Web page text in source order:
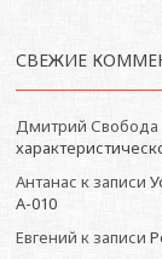
СВЕЖИЕ
Дмитрий Свобода
Антанас к записи
А-010
Евгений к записи